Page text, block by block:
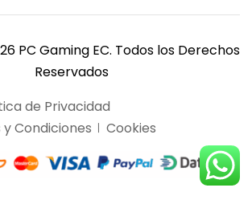
PC Gaming EC. Todos los Derechos
Reservados
de Privacidad
Condiciones
Cookies